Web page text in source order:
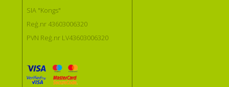
SIA "Kongs"
Reģ.nr 43603006320
PVN Reģ.nr LV43603006320